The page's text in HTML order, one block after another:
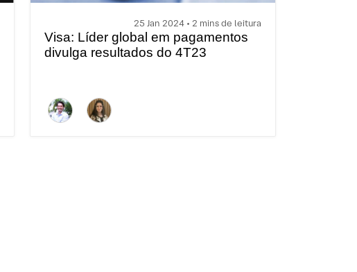
25 Jan 2024 • 2 mins de leitura
Visa: Líder global em pagamentos
divulga resultados do 4T23